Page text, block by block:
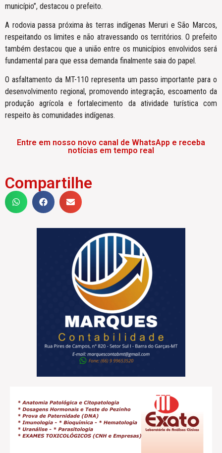
município”, destacou o prefeito.
A rodovia passa próxima às terras indígenas Meruri e São Marcos,
respeitando os limites e não atravessando os territórios. O prefeito
também destacou que a união entre os municípios envolvidos será
fundamental para que essa demanda finalmente saia do papel.
O asfaltamento da MT-110 representa um passo importante para o
desenvolvimento regional, promovendo integração, escoamento da
produção agrícola e fortalecimento da atividade turística com
respeito às comunidades indígenas.
Entre em nosso novo canal de WhatsApp e receba
notícias em tempo real
Compartilhe